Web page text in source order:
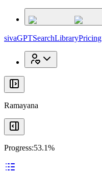
sivaGPTSearchLibraryPricing
Ramayana
Progress:53.1%